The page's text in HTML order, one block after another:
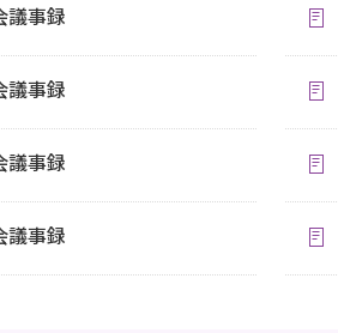
議事録
議事録
議事録
議事録